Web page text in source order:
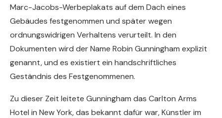
Marc-Jacobs-Werbeplakats auf dem Dach eines
Gebäudes festgenommen und später wegen
ordnungswidrigen Verhaltens verurteilt. In den
Dokumenten wird der Name Robin Gunningham explizit
genannt, und es existiert ein handschriftliches
Geständnis des Festgenommenen.
Zu dieser Zeit leitete Gunningham das Carlton Arms
Hotel in New York, das bekannt dafür war, Künstler im